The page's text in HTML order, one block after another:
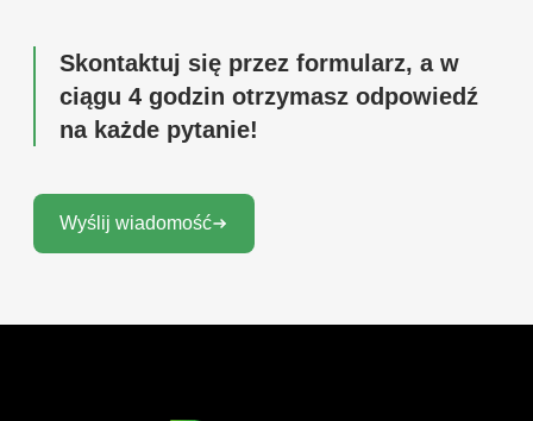
Skontaktuj się przez formularz, a w
ciągu 4 godzin otrzymasz odpowiedź
na każde pytanie!
Wyślij wiadomość